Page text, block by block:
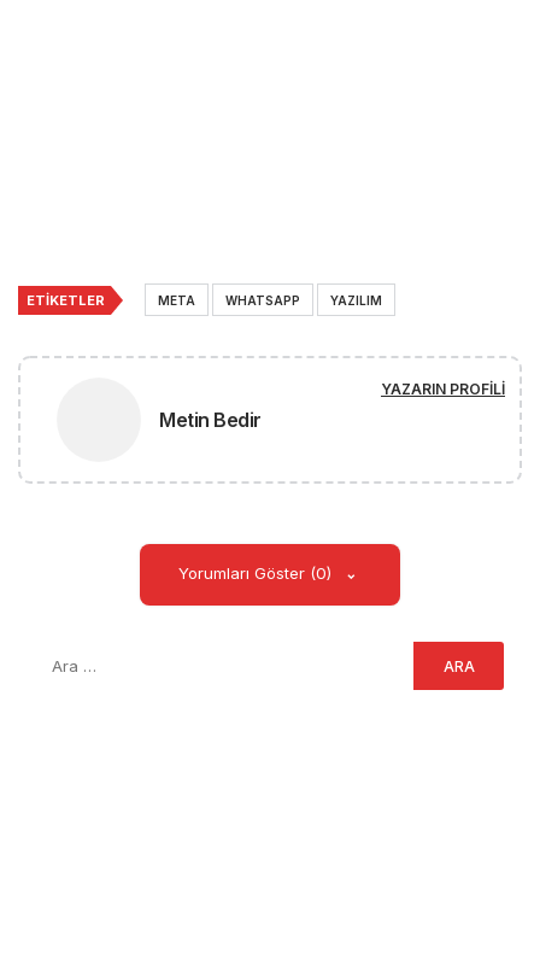
ETIKETLER META WHATSAPP YAZILIM
Metin Bedir
YAZARIN PROFILI
Yorumları Göster (0)